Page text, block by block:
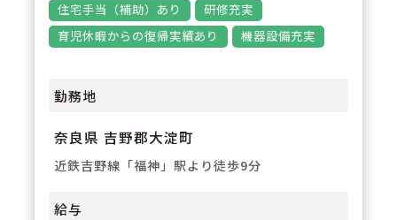
住宅手当（補助）あり
研修充実
育児休暇からの復帰実績あり
機器設備充実
勤務地
奈良県 吉野郡大淀町
近鉄吉野線「福神」駅より徒歩9分
給与